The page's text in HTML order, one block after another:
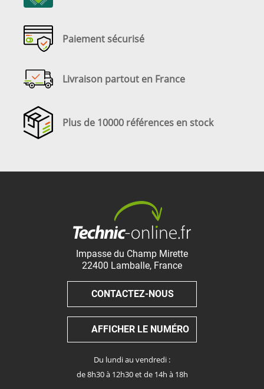
Paiement sécurisé
Livraison partout en France
Plus de 10000 références en stock
Impasse du Champ Mirette
22400 Lamballe, France
CONTACTEZ-NOUS
AFFICHER LE NUMÉRO
Du lundi au vendredi :
de 8h30 à 12h30 et de 14h à 18h